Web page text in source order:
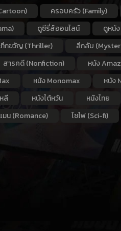
ครอบครัว (Family)
ดูซีรี่ส์ออนไลน์ ดูหนัง
ทึกขวัญ (Thriller) ลึกลับ
สารคดี (Nonfiction) หนัง
หนัง Monomax หนัง
ลี หนังไต้หวัน หนังไทย
มน (Romance) ไซไฟ (Sci-fi)